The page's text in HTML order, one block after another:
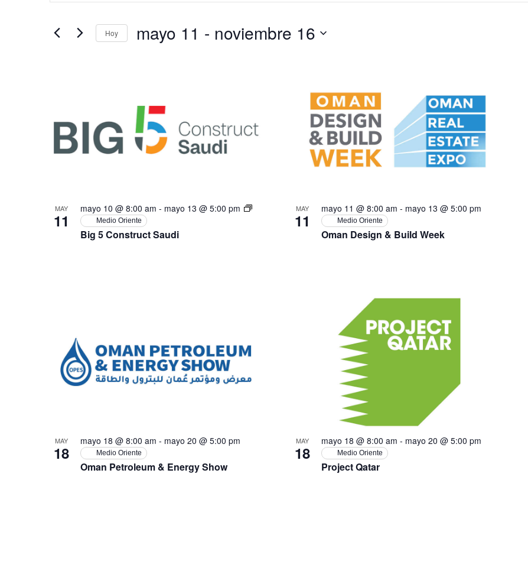
de
búsqueda
de
clave.
para
Hoy mayo 11 - noviembre 16
events
Photo
View
MAY
11
Big 5 Construct Saudi
mayo 10 @ 8:00 am - mayo 13 @ 5:00 pm
Medio Oriente
MAY
11
Oman Design & Build Week
mayo 11 @ 8:00 am - mayo 13 @ 5:00 pm
Medio Oriente
MAY
18
Oman Petroleum & Energy Show
mayo 18 @ 8:00 am - mayo 20 @ 5:00 pm
Medio Oriente
MAY
18
Project Qatar
mayo 18 @ 8:00 am - mayo 20 @ 5:00 pm
Medio Oriente